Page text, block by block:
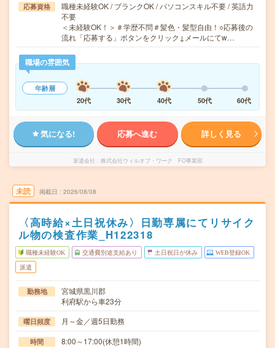
応募資格
職種未経験OK / ブランクOK / パソコンスキル不要 / 英語力
不要
＜未経験OK！＞＃学歴不問＃髪色・髪型自由！○応募後の
流れ「応募する」ボタンをクリック↓メールにてw…
職場の雰囲気
年齢層
20代
30代 40代 50代 60代
気になる! 応募へ進む 詳しく見る
派遣会社 株式会社ウィルオブ・ワーク FO事業部
未読 掲載日 2026/08/08
〈高時給×土日祝休み〉日勤専属にてリサイク
ル物の検査作業_H122318
職種未経験OK 交通費別途支給あり 土日祝日が休み WEB登録OK
派遣
勤務地
宮城県黒川郡
利府駅から車23分
曜日頻度 月～金／週5日勤務
時間 8:00～17:00(休憩1時間)